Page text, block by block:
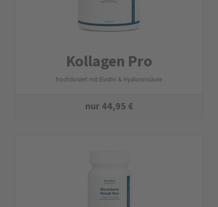
Kollagen Pro
hochdosiert mit Elastin & Hyaluronsäure
nur44,95 €